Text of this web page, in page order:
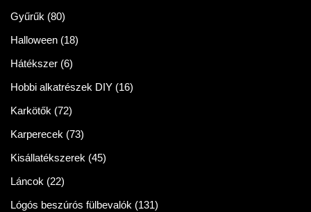
Gyűrűk (80)
Halloween (18)
Hátékszer (6)
Hobbi alkatrészek DIY (16)
Karkötők (72)
Karperecek (73)
Kisállatékszerek (45)
Láncok (22)
Lógós beszúrós fülbevalók (131)